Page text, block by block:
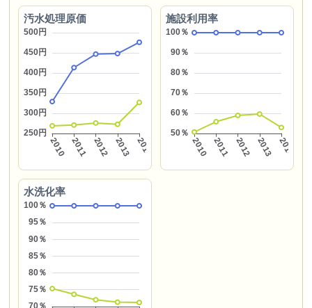
汚水処理原価 施設利用率
水洗化率